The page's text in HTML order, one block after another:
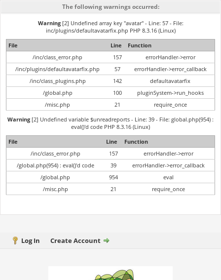
The following warnings occurred:
Warning[2] Undefined array key "avatar" - Line: 57 - File:
inc/plugins/defaultavatarfix.php PHP 8.3.16 (Linux)
File
Line
Function
/inc/class_error.php
157
errorHandler->error
/inc/plugins/defaultavatarfix.php
57
errorHandler->error_callback
/inc/class_plugins.php
142
defaultavatarfix
/global.php
100
pluginSystem->run_hooks
/misc.php
21
require_once
Warning [2] Undefined variable $unreadreports - Line: 39 - File: global.php(954) :
eval()'d code PHP 8.3.16 (Linux)
File
Line
Function
/inc/class_error.php
157
errorHandler->error
/global.php(954) : eval()'d code
39
errorHandler->error_callback
/global.php
954
eval
/misc.php
21 require_once
Log In Create Account